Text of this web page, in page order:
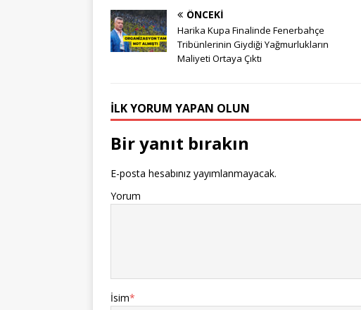
ÖNCEKI
Harika Kupa Finalinde Fenerbahçe
Tribünlerinin Giydiği Yağmurlukların
Maliyeti Ortaya Çıktı
İLK YORUM YAPAN OLUN
Bir yanıt bırakın
E-posta hesabınız yayımlanmayacak.
Yorum
İsim*